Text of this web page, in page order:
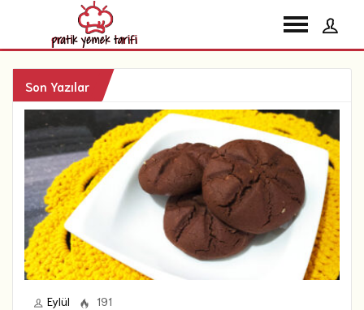
Son Yazılar
Eylül 191